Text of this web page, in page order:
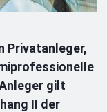
Privatanleger,
gilt
II der